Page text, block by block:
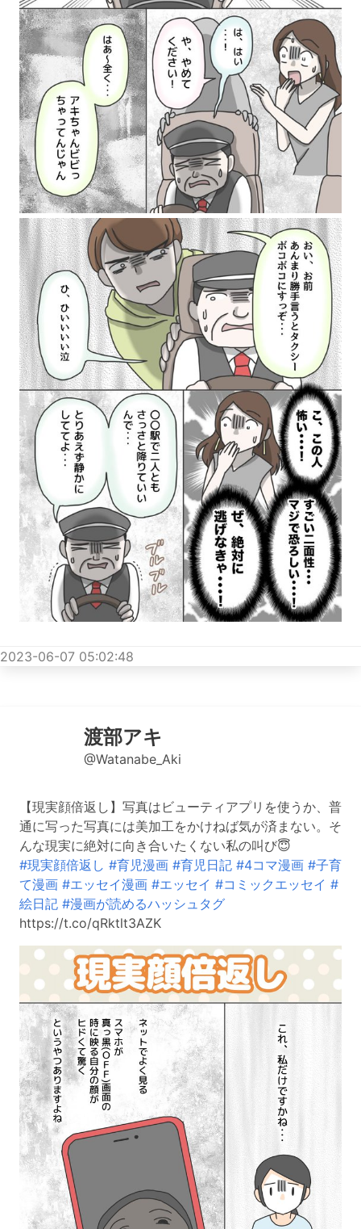
2023-06-07 05:02:48
渡部アキ
@Watanabe_Aki
【現実顔倍返し】写真はビューティアプリを使うか、普
通に写った写真には美加工をかけねば気が済まない。そ
んな現実に絶対に向き合いたくない私の叫び😇
#現実顔倍返し #育児漫画 #育児日記 #4コマ漫画 #子育
て漫画 #エッセイ漫画 #エッセイ #コミックエッセイ #
絵日記 #漫画が読めるハッシュタグ
https://t.co/qRktlt3AZK